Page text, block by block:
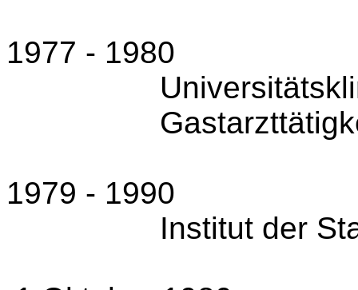
1977 - 1980
1979 - 1990
Institut der